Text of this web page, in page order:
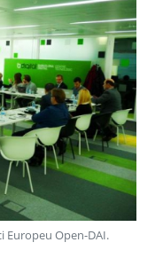
Europeu Open-DAI.